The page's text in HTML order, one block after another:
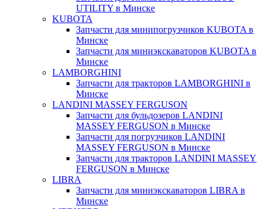
UTILITY в Минске
KUBOTA
Запчасти для минипогрузчиков KUBOTA в
Минске
Запчасти для миниэкскаваторов KUBOTA в
Минске
LAMBORGHINI
Запчасти для тракторов LAMBORGHINI в
Минске
LANDINI MASSEY FERGUSON
Запчасти для бульдозеров LANDINI
MASSEY FERGUSON в Минске
Запчасти для погрузчиков LANDINI
MASSEY FERGUSON в Минске
Запчасти для тракторов LANDINI MASSEY
FERGUSON в Минске
LIBRA
Запчасти для миниэкскаваторов LIBRA в
Минске